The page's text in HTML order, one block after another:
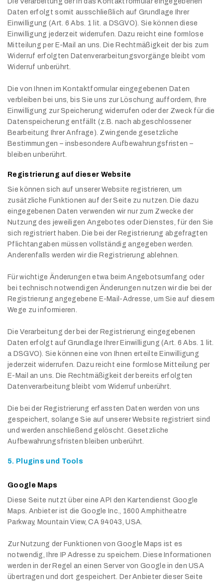
Daten erfolgt somit ausschließlich auf Grundlage Ihrer
Einwilligung (Art. 6 Abs. 1 lit. a DSGVO). Sie können diese
Einwilligung jederzeit widerrufen. Dazu reicht eine formlose
Mitteilung per E-Mail an uns. Die Rechtmäßigkeit der bis zum
Widerruf erfolgten Datenverarbeitungsvorgänge bleibt vom
Widerruf unberührt.
Die von Ihnen im Kontaktformular eingegebenen Daten
verbleiben bei uns, bis Sie uns zur Löschung auffordern, Ihre
Einwilligung zur Speicherung widerrufen oder der Zweck für die
Datenspeicherung entfällt (z.B. nach abgeschlossener
Bearbeitung Ihrer Anfrage). Zwingende gesetzliche
Bestimmungen – insbesondere Aufbewahrungsfristen –
bleiben unberührt.
Registrierung auf dieser Website
Sie können sich auf unserer Website registrieren, um
zusätzliche Funktionen auf der Seite zu nutzen. Die dazu
eingegebenen Daten verwenden wir nur zum Zwecke der
Nutzung des jeweiligen Angebotes oder Dienstes, für den Sie
sich registriert haben. Die bei der Registrierung abgefragten
Pflichtangaben müssen vollständig angegeben werden.
Anderenfalls werden wir die Registrierung ablehnen.
Für wichtige Änderungen etwa beim Angebotsumfang oder
bei technisch notwendigen Änderungen nutzen wir die bei der
Registrierung angegebene E-Mail-Adresse, um Sie auf diesem
Wege zu informieren.
Die Verarbeitung der bei der Registrierung eingegebenen
Daten erfolgt auf Grundlage Ihrer Einwilligung (Art. 6 Abs. 1 lit.
a DSGVO). Sie können eine von Ihnen erteilte Einwilligung
jederzeit widerrufen. Dazu reicht eine formlose Mitteilung per
E-Mail an uns. Die Rechtmäßigkeit der bereits erfolgten
Datenverarbeitung bleibt vom Widerruf unberührt.
Die bei der Registrierung erfassten Daten werden von uns
gespeichert, solange Sie auf unserer Website registriert sind
und werden anschließend gelöscht. Gesetzliche
Aufbewahrungsfristen bleiben unberührt.
5. Plugins und Tools
Google Maps
Diese Seite nutzt über eine API den Kartendienst Google
Maps. Anbieter ist die Google Inc., 1600 Amphitheatre
Parkway, Mountain View, CA 94043, USA.
Zur Nutzung der Funktionen von Google Maps ist es
notwendig, Ihre IP Adresse zu speichern. Diese Informationen
werden in der Regel an einen Server von Google in den USA
übertragen und dort gespeichert. Der Anbieter dieser Seite